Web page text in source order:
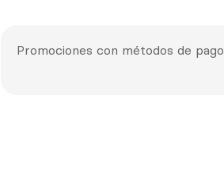
Promociones con métodos de pago